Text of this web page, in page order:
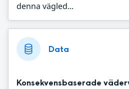
denna vägled...
Data
Konsekvensbaserade